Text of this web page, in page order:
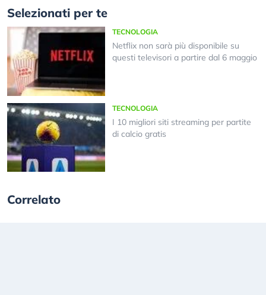
Selezionati per te
TECNOLOGIA
Netflix non sarà più disponibile su
questi televisori a partire dal 6 maggio
TECNOLOGIA
I 10 migliori siti streaming per partite
di calcio gratis
Correlato